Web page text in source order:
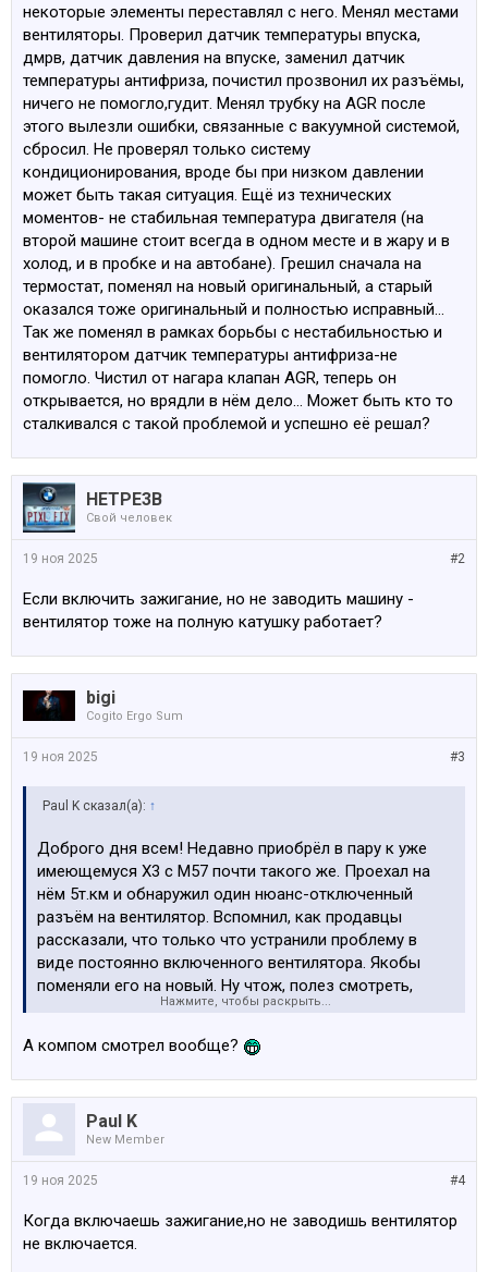
некоторые элементы переставлял с него. Менял местами
вентиляторы. Проверил датчик температуры впуска,
дмрв, датчик давления на впуске, заменил датчик
температуры антифриза, почистил прозвонил их разъёмы,
ничего не помогло,гудит. Менял трубку на AGR после
этого вылезли ошибки, связанные с вакуумной системой,
сбросил. Не проверял только систему
кондиционирования, вроде бы при низком давлении
может быть такая ситуация. Ещё из технических
моментов- не стабильная температура двигателя (на
второй машине стоит всегда в одном месте и в жару и в
холод, и в пробке и на автобане). Грешил сначала на
термостат, поменял на новый оригинальный, а старый
оказался тоже оригинальный и полностью исправный...
Так же поменял в рамках борьбы с нестабильностью и
вентилятором датчик температуры антифриза-не
помогло. Чистил от нагара клапан AGR, теперь он
открывается, но врядли в нём дело... Может быть кто то
сталкивался с такой проблемой и успешно её решал?
HETPE3B
Свой человек
#2
19 ноя 2025
Если включить зажигание, но не заводить машину -
вентилятор тоже на полную катушку работает?
bigi
Cogito Ergo Sum
#3
19 ноя 2025
Paul K сказал(а): ↑
Доброго дня всем! Недавно приобрёл в пару к уже
имеющемуся Х3 с М57 почти такого же. Проехал на
нём 5т.км и обнаружил один нюанс-отключенный
разъём на вентилятор. Вспомнил, как продавцы
рассказали, что только что устранили проблему в
виде постоянно включенного вентилятора. Якобы
поменяли его на новый. Ну чтож, полез смотреть,
вентилятор похоже действительно меняли, но на
загудело на максимальных оборотах. Стал
разбираться, погуглил из за чего может это быть и
начал пошагово проверять. Так как есть почти такой
же исправный автомобиль некоторые элементы
переставлял с него. Менял местами вентиляторы.
Проверил датчик температуры впуска, дмрв, датчик
давления на впуске, заменил датчик температуры
антифриза, почистил прозвонил их разъёмы, ничего не
помогло,гудит. Менял трубку на AGR после этого
Нажмите, чтобы раскрыть...
А компом смотрел вообще?
Paul K
New Member
#4
19 ноя 2025
Когда включаешь зажигание,но не заводишь вентилятор
не включается.